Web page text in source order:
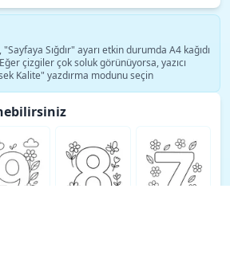
Sığdır" ayarı etkin durumda A4 kağıdı
çizgiler çok soluk görünüyorsa, yazıcı
Kalite" yazdırma modunu seçin